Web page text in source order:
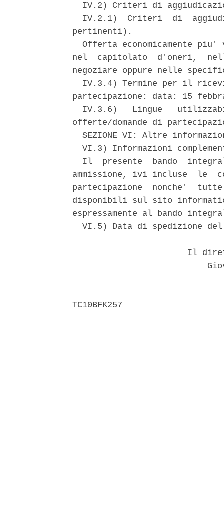
IV.2) Criteri di
IV.2.1)  Criteri  di
pertinenti).
Offerta economicamente piu'
nel  capitolato  d'oneri,
negoziare oppure nelle
IV.3.4) Termine per il
partecipazione: data: 15
IV.3.6)   Lingue
offerte/domande di
SEZIONE VI: Altre
VI.3) Informazioni
Il  presente  bando
ammissione, ivi incluse  le
partecipazione  nonche'
disponibili sul sito
espressamente al bando
VI.5) Data di spedizione
Il